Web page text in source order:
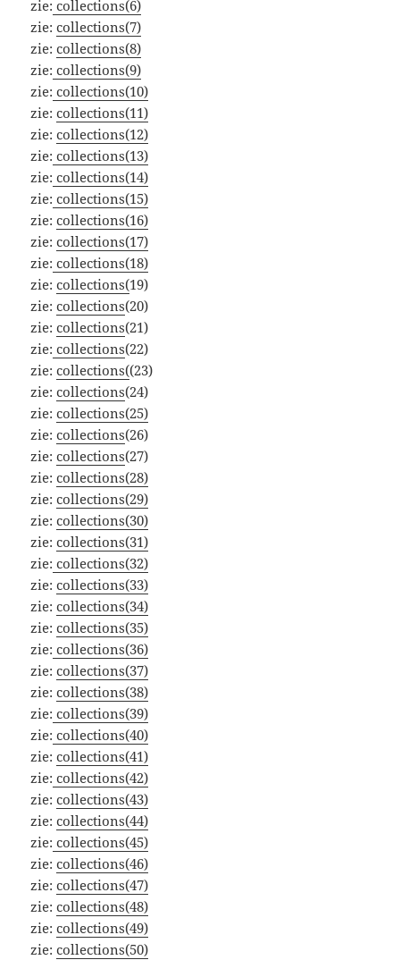
zie: collections(6)
zie:collections(7)
zie:collections(8)
zie: collections(9)
zie: collections(10)
zie:collections(11)
zie:collections(12)
zie: collections(13)
zie: collections(14)
zie: collections(15)
zie:collections(16)
zie:collections(17)
zie: collections(18)
zie:collections(19)
zie:collections(20)
zie:collections(21)
zie: collections(22)
zie:collections((23)
zie:collections(24)
zie:collections(25)
zie:collections(26)
zie:collections(27)
zie:collections(28)
zie:collections(29)
zie:collections(30)
zie:collections(31)
zie: collections(32)
zie:collections(33)
zie:collections(34)
zie:collections(35)
zie: collections(36)
zie:collections(37)
zie:collections(38)
zie: collections(39)
zie: collections(40)
zie:collections(41)
zie: collections(42)
zie:collections(43)
zie:collections(44)
zie: collections(45)
zie:collections(46)
zie:collections(47)
zie:collections(48)
zie:collections(49)
zie:collections(50)